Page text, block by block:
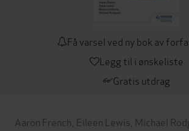
Få varsel ved ny bok av
Legg til i ønskeliste
Gratis utdrag
Aaron French Eileen Lewis Michael